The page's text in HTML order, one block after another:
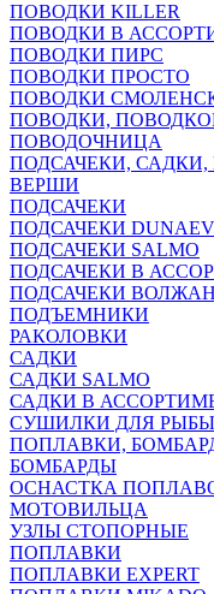
ПОВОДКИ KILLER
ПОВОДКИ В
ПОВОДКИ ПИРС
ПОВОДКИ ПРОСТО
ПОВОДКИ
ПОВОДКИ,
ПОВОДОЧНИЦА
ПОДСАЧЕКИ,
ВЕРШИ
ПОДСАЧЕКИ
ПОДСАЧЕКИ DUNAEV
ПОДСАЧЕКИ SALMO
ПОДСАЧЕКИ В
ПОДСАЧЕКИ
ПОДЪЕМНИКИ
РАКОЛОВКИ
САДКИ
САДКИ SALMO
САДКИ В
СУШИЛКИ ДЛЯ РЫБЫ
ПОПЛАВКИ,
БОМБАРДЫ
ОСНАСТКА
МОТОВИЛЬЦА
УЗЛЫ СТОПОРНЫЕ
ПОПЛАВКИ
ПОПЛАВКИ EXPERT